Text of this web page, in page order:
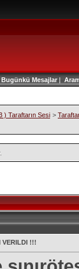
Bugünkü Mesajlar|
) Taraftarın Sesi >
VERILDI !!!